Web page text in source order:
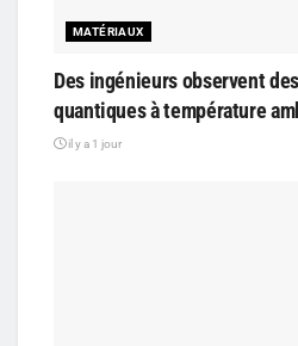
MATÉRIAUX
Des ingénieurs observent
quantiques à température
il y a 1 jour